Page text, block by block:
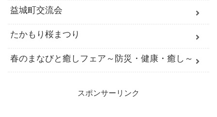
益城町交流会
たかもり桜まつり
春のまなびと癒しフェア～防災・健康・癒し～
スポンサーリンク